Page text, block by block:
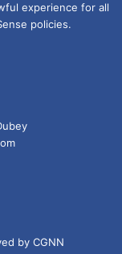
experience for all
policies.
by CGNN